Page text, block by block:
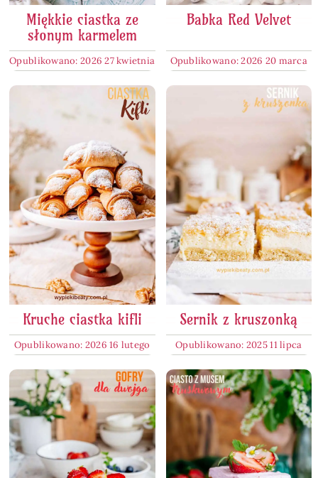
Miękkie ciastka ze
słonym karmelem
Opublikowano: 2026 27 kwietnia
Babka Red Velvet
Opublikowano: 2026 20 marca
Kruche ciastka kifli
Opublikowano: 2026 16 lutego
Sernik z kruszonką
Opublikowano: 2025 11 lipca